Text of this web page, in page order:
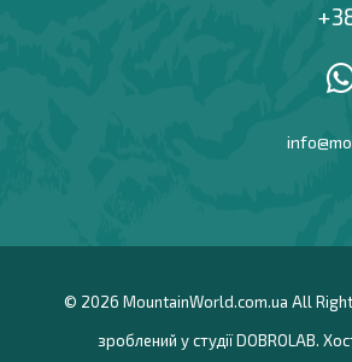
© 2026 MountainWorld.com.ua All
зроблений у студіїDOBROLAB.